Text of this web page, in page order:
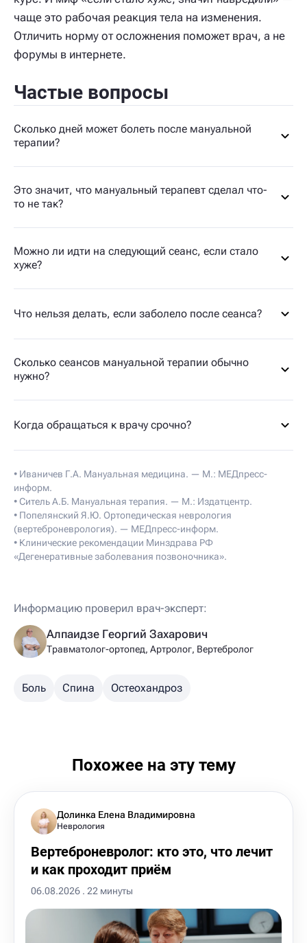
чаще это рабочая реакция тела на изменения.
Отличить норму от осложнения поможет врач, а не
форумы в интернете.
Частые вопросы
Сколько дней может болеть после мануальной
терапии?
Это значит, что мануальный терапевт сделал что-
то не так?
Можно ли идти на следующий сеанс, если стало
хуже?
Что нельзя делать, если заболело после сеанса?
Сколько сеансов мануальной терапии обычно
нужно?
Когда обращаться к врачу срочно?
• Иваничев Г.А. Мануальная медицина. — М.: МЕДпресс-
информ.
• Ситель А.Б. Мануальная терапия. — М.: Издатцентр.
• Попелянский Я.Ю. Ортопедическая неврология
(вертеброневрология). — МЕДпресс-информ.
• Клинические рекомендации Минздрава РФ
«Дегенеративные заболевания позвоночника».
Информацию проверил врач-эксперт:
Алпаидзе Георгий Захарович
Травматолог-ортопед, Артролог, Вертебролог
Боль Спина Остеохандроз
Похожее на эту тему
Долинка Елена Владимировна
Неврология
Вертеброневролог: кто это, что лечит
и как проходит приём
06.08.2026 . 22 минуты